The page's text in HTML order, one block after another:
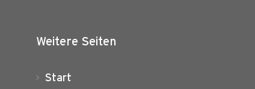
Weitere Seiten
Start